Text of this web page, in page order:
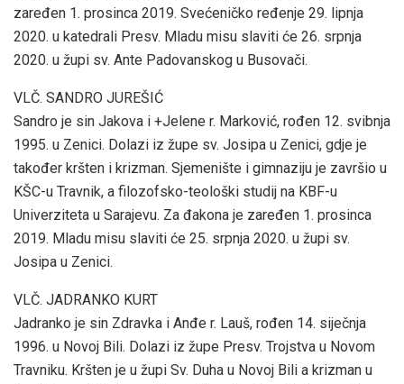
zaređen 1. prosinca 2019. Svećeničko ređenje 29. lipnja
2020. u katedrali Presv. Mladu misu slaviti će 26. srpnja
2020. u župi sv. Ante Padovanskog u Busovači.
VLČ. SANDRO JUREŠIĆ
Sandro je sin Jakova i +Jelene r. Marković, rođen 12. svibnja
1995. u Zenici. Dolazi iz župe sv. Josipa u Zenici, gdje je
također kršten i krizman. Sjemenište i gimnaziju je završio u
KŠC-u Travnik, a filozofsko-teološki studij na KBF-u
Univerziteta u Sarajevu. Za đakona je zaređen 1. prosinca
2019. Mladu misu slaviti će 25. srpnja 2020. u župi sv.
Josipa u Zenici.
VLČ. JADRANKO KURT
Jadranko je sin Zdravka i Anđe r. Lauš, rođen 14. siječnja
1996. u Novoj Bili. Dolazi iz župe Presv. Trojstva u Novom
Travniku. Kršten je u župi Sv. Duha u Novoj Bili a krizman u